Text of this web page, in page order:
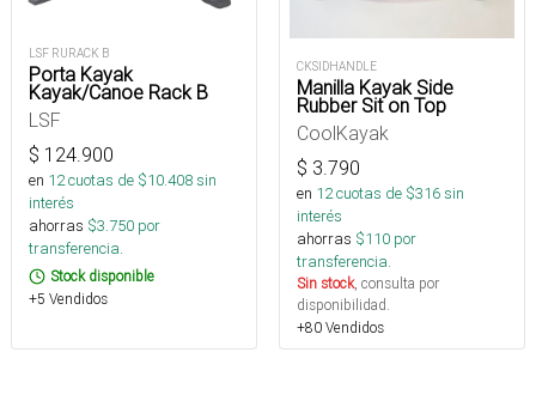
LSF RURACK B
Porta Kayak
Kayak/Canoe Rack B
LSF
$ 124.900
en 12cuotas de $10.408sin
interés
ahorras $3.750 por
transferencia.
Stock disponible
+5 Vendidos
CKSIDHANDLE
Manilla Kayak Side
Rubber Sit on Top
CoolKayak
$ 3.790
en 12cuotas de $316sin
interés
ahorras $110 por
transferencia.
Sin stock, consulta por
disponibilidad.
+80 Vendidos